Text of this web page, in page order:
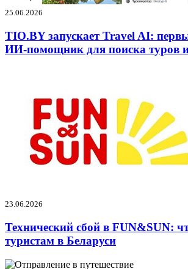
25.06.2026
TIO.BY запускает Travel AI:
ИИ-помощник для поиска туров
23.06.2026
Технический сбой в FUN&SUN:
туристам в Беларуси